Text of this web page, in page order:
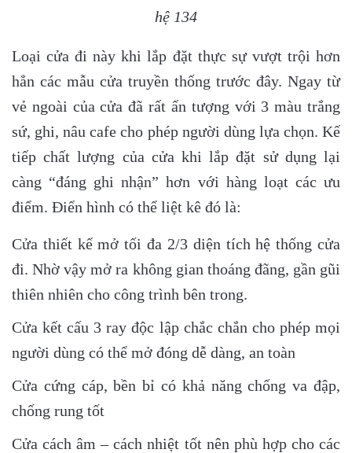
hệ 134
Loại cửa đi này khi lắp đặt thực sự vượt trội hơn
hẳn các mẫu cửa truyền thống trước đây. Ngay từ
vẻ ngoài của cửa đã rất ấn tượng với 3 màu trắng
sứ, ghi, nâu cafe cho phép người dùng lựa chọn. Kế
tiếp chất lượng của cửa khi lắp đặt sử dụng lại
càng “đáng ghi nhận” hơn với hàng loạt các ưu
điểm. Điển hình có thể liệt kê đó là:
Cửa thiết kế mở tối đa 2/3 diện tích hệ thống cửa
đi. Nhờ vậy mở ra không gian thoáng đãng, gần gũi
thiên nhiên cho công trình bên trong.
Cửa kết cấu 3 ray độc lập chắc chắn cho phép mọi
người dùng có thể mở đóng dễ dàng, an toàn
Cửa cứng cáp, bền bỉ có khả năng chống va đập,
chống rung tốt
Cửa cách âm – cách nhiệt tốt nên phù hợp cho các